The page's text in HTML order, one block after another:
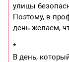
улицы
Поэтому, в
день желаем,
*
В день,